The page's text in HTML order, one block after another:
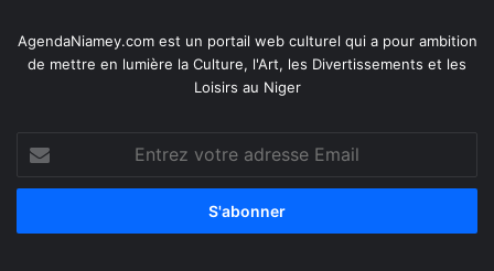
AgendaNiamey.com est un portail web culturel qui a pour ambition
de mettre en lumière la Culture, l'Art, les Divertissements et les
Loisirs au Niger
votre
adresse